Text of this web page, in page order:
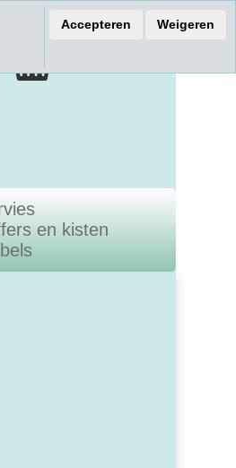
en kisten
Accepteren Weigeren